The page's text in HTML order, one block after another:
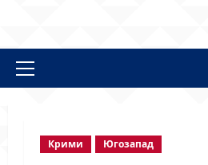
Primary
Крими Югозапад